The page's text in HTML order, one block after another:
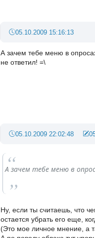
05.10.2009 15:16:13
А зачем тебе меню в
не ответил! =\
05.10.2009 22:02:48
А зачем тебе меню в
Ну, если ты считаешь, что
остается убрать его еще,
(Это мое личное мнение, а